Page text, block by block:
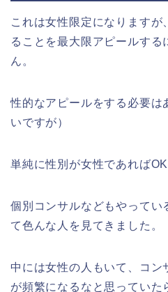
これは女性限定になりますが
ることを最大限アピールする
ん。
性的なアピールをする必要は
いですが）
単純に性別が女性であればOK
個別コンサルなどもやってい
て色んな人を見てきました。
中には女性の人もいて、コン
が頻繁になるなと思っていた